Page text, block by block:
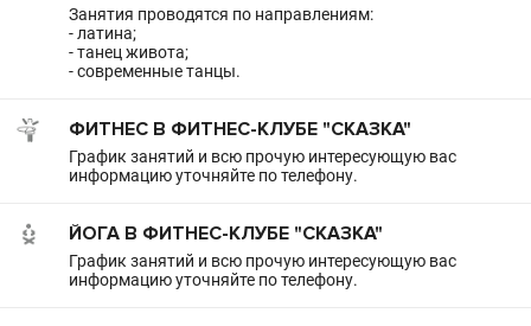
Занятия проводятся по направлениям:
- латина;
- танец живота;
- современные танцы.
ФИТНЕС В ФИТНЕС-КЛУБЕ "СКАЗКА"
График занятий и всю прочую интересующую вас
информацию уточняйте по телефону.
ЙОГА В ФИТНЕС-КЛУБЕ "СКАЗКА"
График занятий и всю прочую интересующую вас
информацию уточняйте по телефону.